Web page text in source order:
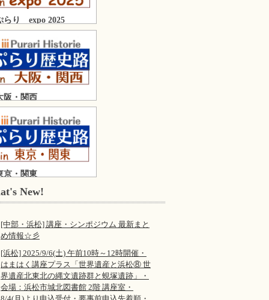
らり expo 2025
阪・関西
京・関東
New!
[中部・浜松] 講座・シンポジウム 最新まと
め情報☆彡
[浜松] 2025/9/6(土) 午前10時～12時開催・
はまはく講座プラス「世界遺産と浜松⑧ 世
界遺産北東北の縄文遺跡群と蜆塚遺跡」・
会場：浜松市城北図書館 2階 講座室・